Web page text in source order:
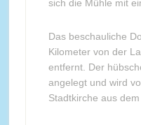
sich die Mühle mit
Das beschauliche
Kilometer von der
entfernt. Der
angelegt und wird
Stadtkirche aus